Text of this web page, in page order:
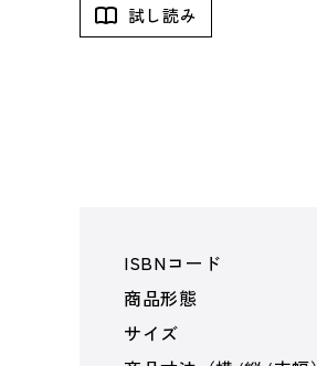
試し読み
ISBNコード
商品形態
サイズ